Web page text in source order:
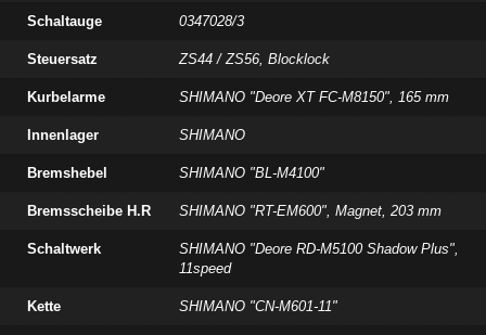
Schaltauge 0347028/3
Steuersatz ZS44 / ZS56, Blocklock
Kurbelarme SHIMANO "Deore XT FC-M8150", 165 mm
Innenlager SHIMANO
Bremshebel SHIMANO "BL-M4100"
Bremsscheibe H.R SHIMANO "RT-EM600", Magnet, 203 mm
Schaltwerk
SHIMANO "Deore RD-M5100 Shadow Plus",
11speed
Kette SHIMANO "CN-M601-11"